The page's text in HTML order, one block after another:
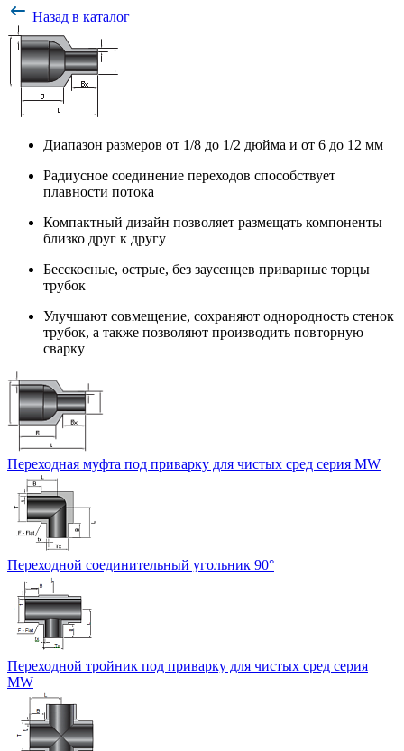
Назад в каталог
Диапазон размеров от 1/8 до 1/2 дюйма и от 6 до 12 мм
Радиусное соединение переходов способствует
плавности потока
Компактный дизайн позволяет размещать компоненты
близко друг к другу
Бесскосные, острые, без заусенцев приварные торцы
трубок
Улучшают совмещение, сохраняют однородность стенок
трубок, а также позволяют производить повторную
сварку
Переходная муфта под приварку для чистых сред серия MW
Переходной соединительный угольник 90°
Переходной тройник под приварку для чистых сред серия
MW